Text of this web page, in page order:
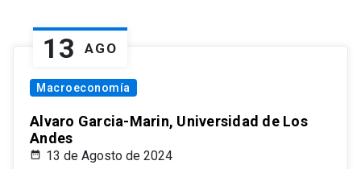
13 AGO
Macroeconomía
Alvaro Garcia-Marin, Universidad de Los
Andes
13 de Agosto de 2024